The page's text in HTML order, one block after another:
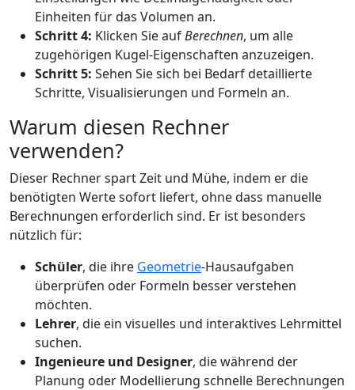
Einheiten für das Volumen an.
Schritt 4: Klicken Sie aufBerechnen, um alle
zugehörigen Kugel-Eigenschaften anzuzeigen.
Schritt 5: Sehen Sie sich bei Bedarf detaillierte
Schritte, Visualisierungen und Formeln an.
Warum diesen Rechner
verwenden?
Dieser Rechner spart Zeit und Mühe, indem er die
benötigten Werte sofort liefert, ohne dass manuelle
Berechnungen erforderlich sind. Er ist besonders
nützlich für:
Schüler, die ihre Geometrie-Hausaufgaben
überprüfen oder Formeln besser verstehen
möchten.
Lehrer, die ein visuelles und interaktives Lehrmittel
suchen.
Ingenieure und Designer, die während der
Planung oder Modellierung schnelle Berechnungen